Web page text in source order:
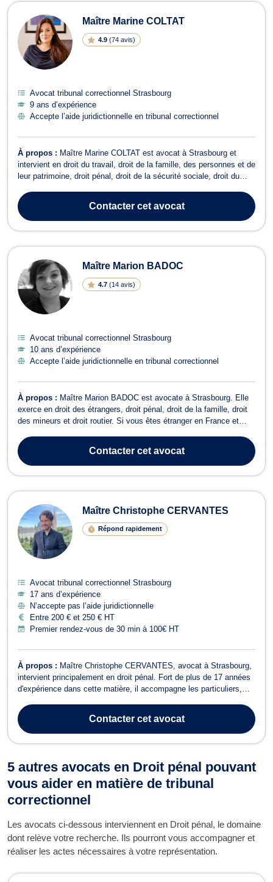
Maître Marine COLTAT
4.9 (74 avis)
Avocat tribunal correctionnel Strasbourg
9 ans d’expérience
Accepte l’aide juridictionnelle en tribunal correctionnel
À propos : Maître Marine COLTAT est avocat à Strasbourg et
intervient en droit du travail, droit de la famille, des personnes et de
leur patrimoine, droit pénal, droit de la sécurité sociale, droit du
dispose d'une expertise en droit du travail et traite des dossiers
relati...
Contactercet avocat
Maître Marion BADOC
4.7 (14 avis)
Avocat tribunal correctionnel Strasbourg
10 ans d’expérience
Accepte l’aide juridictionnelle en tribunal correctionnel
À propos : Maître Marion BADOC est avocate à Strasbourg. Elle
exerce en droit des étrangers, droit pénal, droit de la famille, droit
des mineurs et droit routier. Si vous êtes étranger en France et
l’avocate chevronnée qu’il vous faut en matière de droit des
étrangers. En ...
Contactercet avocat
Maître Christophe CERVANTES
Répond rapidement
Avocat tribunal correctionnel Strasbourg
17 ans d’expérience
N’accepte pas l’aide juridictionnelle
Entre 200 € et 250 € HT
Premier rendez-vous de 30 min à 100€ HT
À propos : Maître Christophe CERVANTES, avocat à Strasbourg,
intervient principalement en droit pénal. Fort de plus de 17 années
d'expérience dans cette matière, il accompagne les particuliers,
procédures pénales concernent avant tout les personnes qui les
composent. Son a... Contactercet avocat
5 autres avocats en Droit pénal pouvant
vous aider en matière de tribunal
correctionnel
Les avocats ci-dessous interviennent en Droit pénal, le domaine
dont relève votre recherche. Ils pourront vous accompagner et
réaliser les actes nécessaires à votre représentation.